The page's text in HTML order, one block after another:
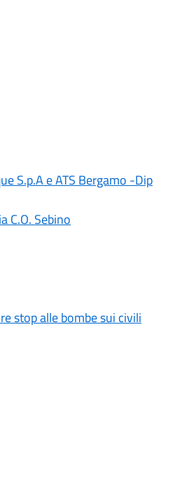
S.p.A e ATS Bergamo -Dip
C.O. Sebino
stop alle bombe sui civili